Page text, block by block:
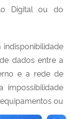
Digital ou do
dados entre a
e a rede de
impossibilidade
ou